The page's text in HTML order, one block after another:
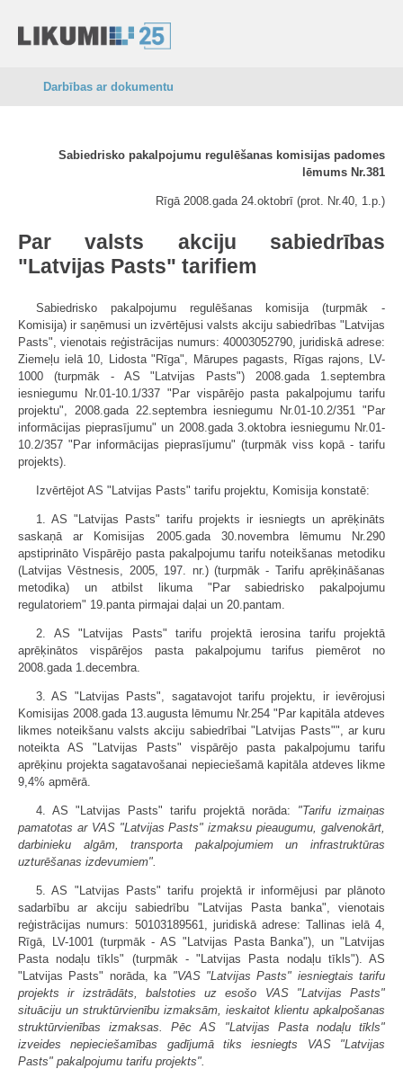
Darbības ar dokumentu
Sabiedrisko pakalpojumu regulēšanas komisijas padomes
lēmums Nr.381
Rīgā 2008.gada 24.oktobrī (prot. Nr.40, 1.p.)
Par valsts akciju sabiedrības
"Latvijas Pasts" tarifiem
Sabiedrisko pakalpojumu regulēšanas komisija (turpmāk -
Komisija) ir saņēmusi un izvērtējusi valsts akciju sabiedrības "Latvijas
Pasts", vienotais reģistrācijas numurs: 40003052790, juridiskā adrese:
Ziemeļu ielā 10, Lidosta "Rīga", Mārupes pagasts, Rīgas rajons, LV-
1000 (turpmāk - AS "Latvijas Pasts") 2008.gada 1.septembra
iesniegumu Nr.01-10.1/337 "Par vispārējo pasta pakalpojumu tarifu
projektu", 2008.gada 22.septembra iesniegumu Nr.01-10.2/351 "Par
informācijas pieprasījumu" un 2008.gada 3.oktobra iesniegumu Nr.01-
10.2/357 "Par informācijas pieprasījumu" (turpmāk viss kopā - tarifu
projekts).
Izvērtējot AS "Latvijas Pasts" tarifu projektu, Komisija konstatē:
1. AS "Latvijas Pasts" tarifu projekts ir iesniegts un aprēķināts
saskaņā ar Komisijas 2005.gada 30.novembra lēmumu Nr.290
apstiprināto Vispārējo pasta pakalpojumu tarifu noteikšanas metodiku
(Latvijas Vēstnesis, 2005, 197. nr.) (turpmāk - Tarifu aprēķināšanas
metodika) un atbilst likuma "Par sabiedrisko pakalpojumu
regulatoriem" 19.panta pirmajai daļai un 20.pantam.
2. AS "Latvijas Pasts" tarifu projektā ierosina tarifu projektā
aprēķinātos vispārējos pasta pakalpojumu tarifus piemērot no
2008.gada 1.decembra.
3. AS "Latvijas Pasts", sagatavojot tarifu projektu, ir ievērojusi
Komisijas 2008.gada 13.augusta lēmumu Nr.254 "Par kapitāla atdeves
likmes noteikšanu valsts akciju sabiedrībai "Latvijas Pasts"", ar kuru
noteikta AS "Latvijas Pasts" vispārējo pasta pakalpojumu tarifu
aprēķinu projekta sagatavošanai nepieciešamā kapitāla atdeves likme
9,4% apmērā.
4. AS "Latvijas Pasts" tarifu projektā norāda: "Tarifu izmaiņas
pamatotas ar VAS "Latvijas Pasts" izmaksu pieaugumu, galvenokārt,
darbinieku algām, transporta pakalpojumiem un infrastruktūras
uzturēšanas izdevumiem".
5. AS "Latvijas Pasts" tarifu projektā ir informējusi par plānoto
sadarbību ar akciju sabiedrību "Latvijas Pasta banka", vienotais
reģistrācijas numurs: 50103189561, juridiskā adrese: Tallinas ielā 4,
Rīgā, LV-1001 (turpmāk - AS "Latvijas Pasta Banka"), un "Latvijas
Pasta nodaļu tīkls" (turpmāk - "Latvijas Pasta nodaļu tīkls"). AS
"Latvijas Pasts" norāda, ka "VAS "Latvijas Pasts" iesniegtais tarifu
projekts ir izstrādāts, balstoties uz esošo VAS "Latvijas Pasts"
situāciju un struktūrvienību izmaksām, ieskaitot klientu apkalpošanas
struktūrvienības izmaksas. Pēc AS "Latvijas Pasta nodaļu tīkls"
izveides nepieciešamības gadījumā tiks iesniegts VAS "Latvijas
Pasts" pakalpojumu tarifu projekts".